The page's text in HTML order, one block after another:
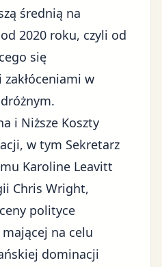
średnią na
2020 roku, czyli od
się
w
i Niższe Koszty
w tym Sekretarz
Karoline Leavitt
Chris Wright,
polityce
na celu
dominacji